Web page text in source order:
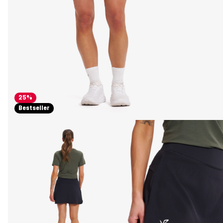
25%
Bestseller